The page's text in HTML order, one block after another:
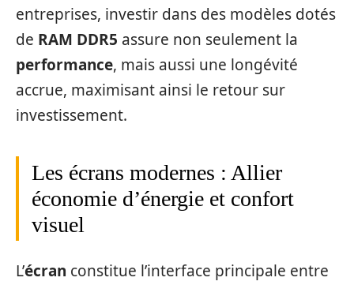
entreprises, investir dans des modèles dotés
de RAM DDR5 assure non seulement la
performance, mais aussi une longévité
accrue, maximisant ainsi le retour sur
investissement.
Les écrans modernes : Allier
économie d’énergie et confort
visuel
L’écran constitue l’interface principale entre